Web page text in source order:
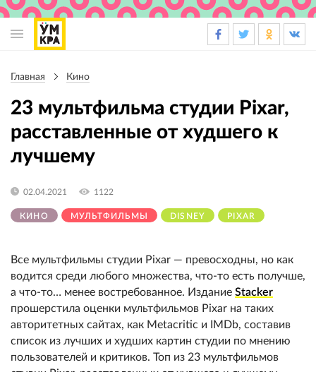
навигации
Главная Кино
23 мультфильма студии Pixar,
расставленные от худшего к
лучшему
КИНО МУЛЬТФИЛЬМЫ DISNEY PIXAR
02.04.2021 1122
Все мультфильмы студии Pixar — превосходны, но как
водится среди любого множества, что-то есть получше,
а что-то… менее востребованное. Издание Stacker
прошерстила оценки мультфильмов Pixar на таких
авторитетных сайтах, как Metacritic и IMDb, составив
список из лучших и худших картин студии по мнению
пользователей и критиков. Топ из 23 мультфильмов